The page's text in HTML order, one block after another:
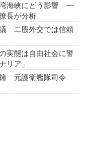
海峡にどう影響 ―
長が分析
二股外交では信頼
実態は自由社会に警
リア」
元護衛艦隊司令